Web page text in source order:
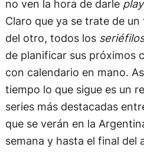
no ven la hora de darle play
Claro que ya se trate de
del otro, todos los seriéfilos
de planificar sus próximos
con calendario en mano.
tiempo lo que sigue es un
series más destacadas
que se verán en la
semana y hasta el final del